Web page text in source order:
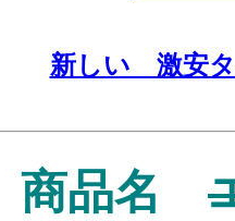
新しい 激安タ
商品名